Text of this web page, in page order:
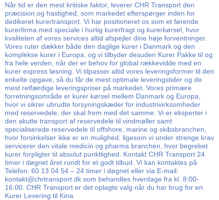
Når tid er den mest kritiske faktor, leverer CHR Transport den
præcision og hastighed, som markedet efterspørger inden for
dedikeret kurertransport. Vi har positioneret os som et førende
kurerfirma med speciale i hurtig kurerfragt og kurerkørsel, hvor
kvaliteten af vores services altid afspejler dine høje forventninger.
Vores ruter dækker både den daglige kurer i Danmark og den
komplekse kurer i Europa, og vi tilbyder desuden Kurer Pakke til og
fra hele verden, når der er behov for global rækkevidde med en
kurer express løsning. Vi tilpasser altid vores leveringsformer til den
enkelte opgave, så du får de mest optimale leveringstider og de
mest retfærdige leveringspriser på markedet. Vores primære
forretningsområde er kurer kørsel mellem Danmark og Europa,
hvor vi sikrer ubrudte forsyningskæder for industrivirksomheder
med reservedele, der skal frem med det samme. Vi er eksperter i
den akutte transport af reservedele til vindmøller samt
specialiserede reservedele til offshore, marine og skibsbranchen,
hvor forsinkelser ikke er en mulighed, ligesom vi under strenge krav
servicerer den vitale medicin og pharma branchen, hvor begrebet
kurer forpligter til absolut punktlighed. Kontakt CHR Transport 24
timer i døgnet året rundt for et godt tilbud. Vi kan kontaktes på
Telefon: 60 13 04 54 – 24 timer i døgnet eller via E-mail:
kontakt@chrtransport.dk som behandles hverdage fra kl. 8:00-
16:00. CHR Transport er det oplagte valg når du har brug for en
Kurer Levering til Kina